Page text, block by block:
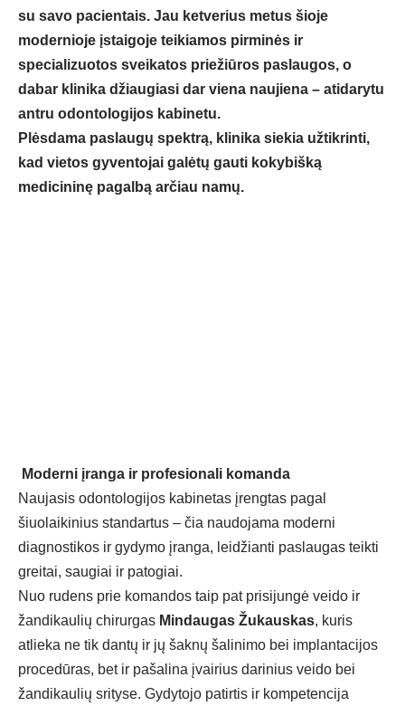
su savo pacientais. Jau ketverius metus šioje
modernioje įstaigoje teikiamos pirminės ir
specializuotos sveikatos priežiūros paslaugos, o
dabar klinika džiaugiasi dar viena naujiena – atidarytu
antru odontologijos kabinetu.
Plėsdama paslaugų spektrą, klinika siekia užtikrinti,
kad vietos gyventojai galėtų gauti kokybišką
medicininę pagalbą arčiau namų.
Moderni įranga ir profesionali komanda
Naujasis odontologijos kabinetas įrengtas pagal
šiuolaikinius standartus – čia naudojama moderni
diagnostikos ir gydymo įranga, leidžianti paslaugas teikti
greitai, saugiai ir patogiai.
Nuo rudens prie komandos taip pat prisijungė veido ir
žandikaulių chirurgas Mindaugas Žukauskas, kuris
atlieka ne tik dantų ir jų šaknų šalinimo bei implantacijos
procedūras, bet ir pašalina įvairius darinius veido bei
žandikaulių srityse. Gydytojo patirtis ir kompetencija